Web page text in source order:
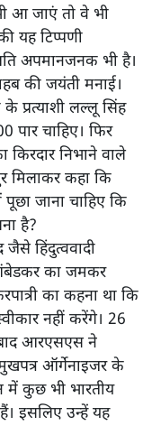
आ जाएं तो वे भी
यह टिप्पणी
अपमानजनक भी है।
की जयंती मनाई।
प्रत्याशी लल्लू सिंह
चाहिए। फिर
किरदार निभाने वाले
मिलाकर कहा कि
जाना चाहिए कि
है?
जैसे हिंदुत्ववादी
का जमकर
का कहना था कि
नहीं करेंगे। 26
आरएसएस ने
ऑर्गेनाइजर के
में कुछ भी भारतीय
इसलिए उन्हें यह